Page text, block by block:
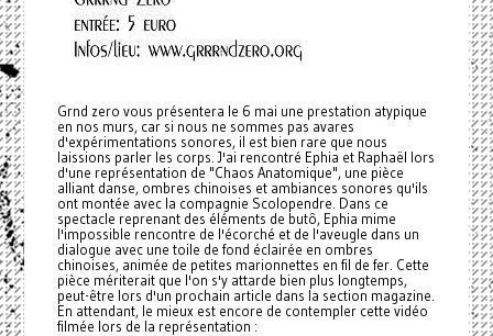
Grnd zero vous présentera le 6 mai une prestation atypique
en nos murs, car si nous ne sommes pas avares
d'expérimentations sonores, il est bien rare que nous
laissions parler les corps. J'ai rencontré Ephia et Raphaël lors
d'une représentation de "Chaos Anatomique", une pièce
alliant danse, ombres chinoises et ambiances sonores qu'ils
ont montée avec la compagnie Scolopendre. Dans ce
spectacle reprenant des éléments de butô, Ephia mime
l'impossible rencontre de l'écorché et de l'aveugle dans un
dialogue avec une toile de fond éclairée en ombres
chinoises, animée de petites marionnettes en fil de fer. Cette
pièce mériterait que l'on s'y attarde bien plus longtemps,
peut-être lors d'un prochain article dans la section magazine.
En attendant, le mieux est encore de contempler cette vidéo
filmée lors de la représentation :